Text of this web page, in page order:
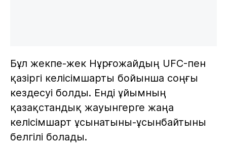
Бұл жекпе-жек Нұрғожайдың UFC-пен
қазіргі келісімшарты бойынша соңғы
кездесуі болды. Енді ұйымның
қазақстандық жауынгерге жаңа
келісімшарт ұсынатыны-ұсынбайтыны
белгілі болады.